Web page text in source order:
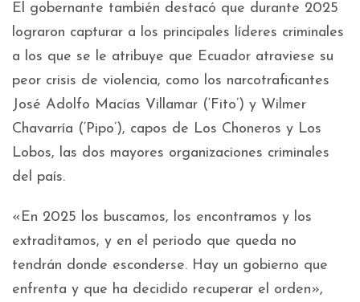
El gobernante también destacó que durante 2025
lograron capturar a los principales líderes criminales
a los que se le atribuye que Ecuador atraviese su
peor crisis de violencia, como los narcotraficantes
José Adolfo Macías Villamar (‘Fito’) y Wilmer
Chavarría (‘Pipo’), capos de Los Choneros y Los
Lobos, las dos mayores organizaciones criminales
del país.
«En 2025 los buscamos, los encontramos y los
extraditamos, y en el periodo que queda no
tendrán donde esconderse. Hay un gobierno que
enfrenta y que ha decidido recuperar el orden»,